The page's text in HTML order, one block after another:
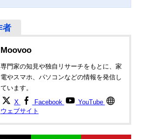
Moovoo
専門家の知見や独自リサーチをもとに、家
電やスマホ、パソコンなどの情報を発信し
ています。
X Facebook
YouTube
ウェブサイト